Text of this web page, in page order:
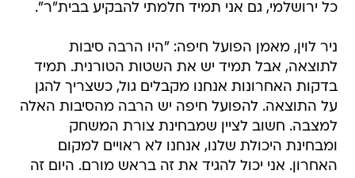
כל ירושלמי, גם אני תמיד חלמתי להבקיע בבית"ר".
ניר לוין, מאמן הפועל חיפה: "היו הרבה סיבות
לתוצאה, אבל תמיד יש את השטות הטורנית. תמיד
בדקות האחרונות אנחנו מקבלים גול, כשצריך להגן
על התוצאה. להפועל חיפה יש הרבה מהסיבות האלה
למצבה. חשוב לציין שמבחינת צורת המשחק
ומבחינת היכולת שלנו, אנחנו לא ראויים למקום
האחרון. אני יכול להגיד את זה בראש מורם. היום זה